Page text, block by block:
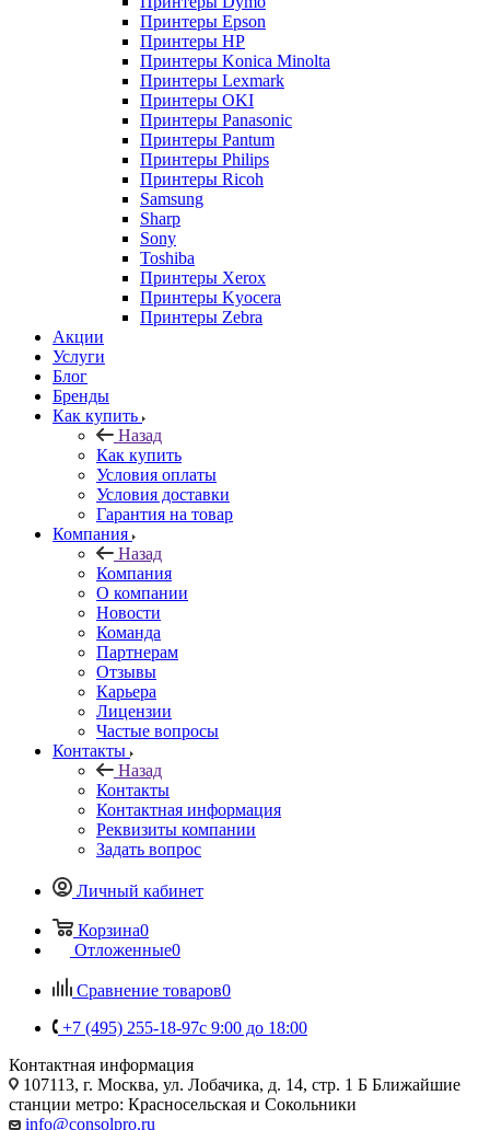
Принтеры Epson
Принтеры HP
Принтеры Konica Minolta
Принтеры Lexmark
Принтеры OKI
Принтеры Panasonic
Принтеры Pantum
Принтеры Philips
Принтеры Ricoh
Samsung
Sharp
Sony
Toshiba
Принтеры Xerox
Принтеры Kyocera
Принтеры Zebra
Акции
Услуги
Блог
Бренды
Как купить
Назад
Как купить
Условия оплаты
Условия доставки
Гарантия на товар
Компания
Назад
Компания
О компании
Новости
Команда
Партнерам
Отзывы
Карьера
Лицензии
Частые вопросы
Контакты
Назад
Контакты
Контактная информация
Реквизиты компании
Задать вопрос
Личный кабинет
Корзина0
Отложенные0
Сравнение товаров0
+7 (495) 255-18-97с 9:00 до 18:00
Контактная информация
107113, г. Москва, ул. Лобачика, д. 14, стр. 1 Б Ближайшие
станции метро: Красносельская и Сокольники
info@consolpro.ru